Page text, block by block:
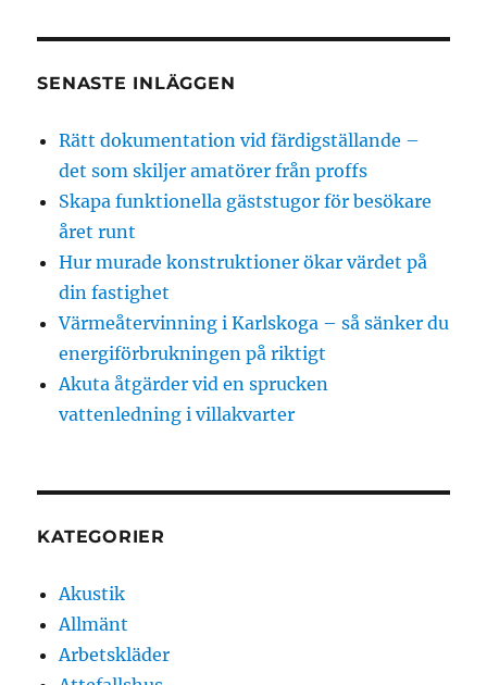
SENASTE INLÄGGEN
Rätt dokumentation vid färdigställande –
det som skiljer amatörer från proffs
Skapa funktionella gäststugor för besökare
året runt
Hur murade konstruktioner ökar värdet på
din fastighet
Värmeåtervinning i Karlskoga – så sänker du
energiförbrukningen på riktigt
Akuta åtgärder vid en sprucken
vattenledning i villakvarter
KATEGORIER
Akustik
Allmänt
Arbetskläder